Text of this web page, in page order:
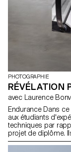
PHOTOGRAPHIE
RÉVÉLATION
avec Laurence
Endurance Dans
aux étudiants
techniques par
projet de diplôme.
de perfectionner
dans le concept, la